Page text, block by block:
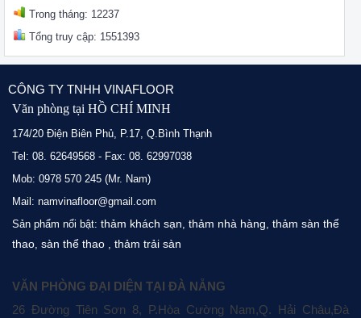
Trong tháng: 12237
Tổng truy cập: 1551393
CÔNG TY TNHH VINAFLOOR
Văn phòng tại HỒ CHÍ MINH
174/20 Điện Biên Phủ, P.17, Q.Bình Thạnh
Tel: 08. 62649568 - Fax: 08. 62997038
Mob: 0978 570 245 (Mr. Nam)
Mail: namvinafloor@gmail.com
Sản phẩm nổi bật: thảm khách sạn, thảm nhà hàng, thảm sàn thể
thao, sàn thể thao , thảm trải sàn
VĂN PHÒNG ĐẠI DIỆN TẠI ĐÀ NẴNG
26 Đường Tiên Sơn 8, P.Hòa Cường Nam,Q. Hải Châu,Đà